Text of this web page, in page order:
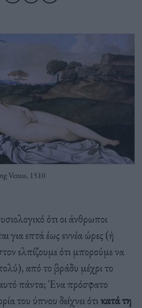
Venus, 1510
ότι οι άνθρωποι
για επτά έως εννέα ώρες (ή
ελπίζουμε ότι μπορούμε να
από το βράδυ μέχρι το
πάντα; Ένα πρόσφατο
του ύπνου δείχνει ότικατά τη